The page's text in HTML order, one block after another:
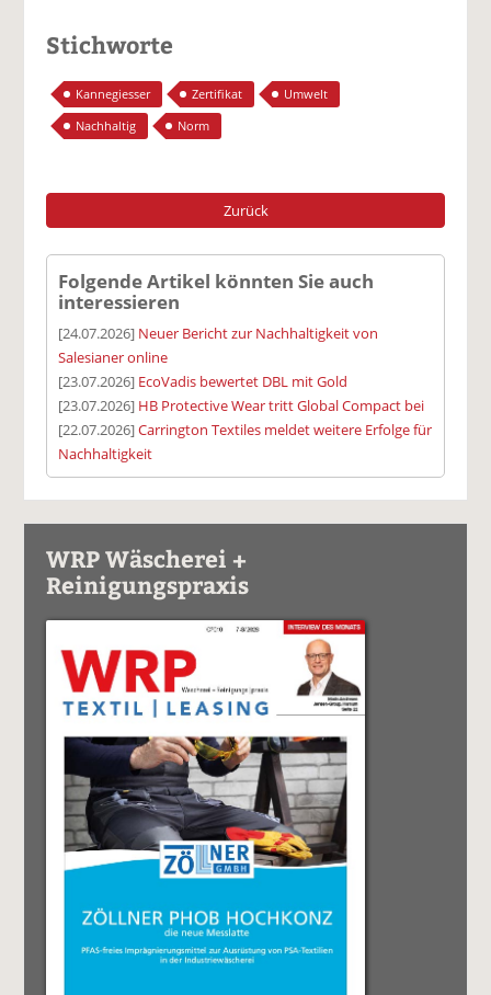
Stichworte
Kannegiesser Zertifikat
Umwelt
Nachhaltig
Norm
Zurück
Folgende Artikel könnten Sie auch
interessieren
[24.07.2026] Neuer Bericht zur Nachhaltigkeit von
Salesianer online
[23.07.2026] EcoVadis bewertet DBL mit Gold
[23.07.2026] HB Protective Wear tritt Global Compact bei
[22.07.2026]Carrington Textiles meldet weitere Erfolge für
Nachhaltigkeit
WRP Wäscherei +
Reinigungspraxis